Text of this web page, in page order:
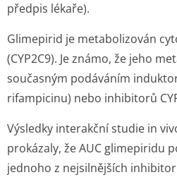
předpis lékaře).
Glimepirid je metabolizován
(CYP2C9). Je známo, že jeho
současným podáváním
rifampicinu) nebo inhibitorů
Výsledky interakční studie in
prokázaly, že AUC glimepiridu
jednoho z nejsilnějších